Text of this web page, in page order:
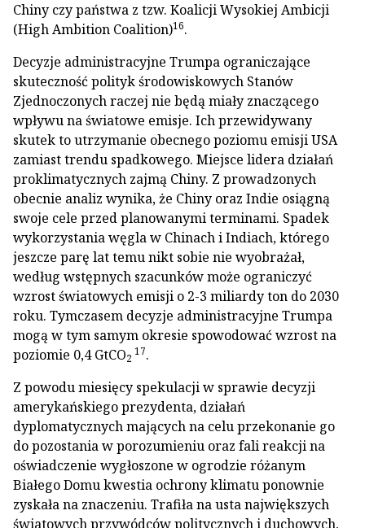
Chiny czy państwa z tzw. Koalicji Wysokiej Ambicji
(High Ambition Coalition)16.
Decyzje administracyjne Trumpa ograniczające
skuteczność polityk środowiskowych Stanów
Zjednoczonych raczej nie będą miały znaczącego
wpływu na światowe emisje. Ich przewidywany
skutek to utrzymanie obecnego poziomu emisji USA
zamiast trendu spadkowego. Miejsce lidera działań
proklimatycznych zajmą Chiny. Z prowadzonych
obecnie analiz wynika, że Chiny oraz Indie osiągną
swoje cele przed planowanymi terminami. Spadek
wykorzystania węgla w Chinach i Indiach, którego
jeszcze parę lat temu nikt sobie nie wyobrażał,
według wstępnych szacunków może ograniczyć
wzrost światowych emisji o 2-3 miliardy ton do 2030
roku. Tymczasem decyzje administracyjne Trumpa
mogą w tym samym okresie spowodować wzrost na
poziomie 0,4 GtCO2
17.
Z powodu miesięcy spekulacji w sprawie decyzji
amerykańskiego prezydenta, działań
dyplomatycznych mających na celu przekonanie go
do pozostania w porozumieniu oraz fali reakcji na
oświadczenie wygłoszone w ogrodzie różanym
Białego Domu kwestia ochrony klimatu ponownie
zyskała na znaczeniu. Trafiła na usta największych
światowych przywódców politycznych i duchowych,